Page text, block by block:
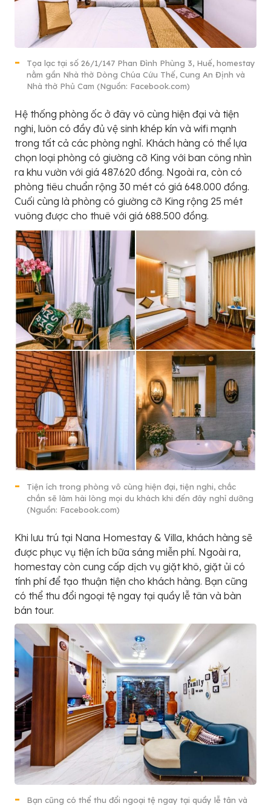
Tọa lạc tại số 26/1/147 Phan Đình Phùng 3, Huế, homestay
nằm gần Nhà thờ Dòng Chúa Cứu Thế, Cung An Định và
Nhà thờ Phủ Cam (Nguồn: Facebook.com)
Hệ thống phòng ốc ở đây vô cùng hiện đại và tiện
nghi, luôn có đầy đủ vệ sinh khép kín và wifi mạnh
trong tất cả các phòng nghỉ. Khách hàng có thể lựa
chọn loại phòng có giường cỡ King với ban công nhìn
ra khu vườn với giá 487.620 đồng. Ngoài ra, còn có
phòng tiêu chuẩn rộng 30 mét có giá 648.000 đồng.
Cuối cùng là phòng có giường cỡ King rộng 25 mét
vuông được cho thuê với giá 688.500 đồng.
Tiện ích trong phòng vô cùng hiện đại, tiện nghi, chắc
chắn sẽ làm hài lòng mọi du khách khi đến đây nghỉ dưỡng
(Nguồn: Facebook.com)
Khi lưu trú tại Nana Homestay & Villa, khách hàng sẽ
được phục vụ tiện ích bữa sáng miễn phí. Ngoài ra,
homestay còn cung cấp dịch vụ giặt khô, giặt ủi có
tính phí để tạo thuận tiện cho khách hàng. Bạn cũng
có thể thu đổi ngoại tệ ngay tại quầy lễ tân và bàn
bán tour.
Bạn cũng có thể thu đổi ngoại tệ ngay tại quầy lễ tân và